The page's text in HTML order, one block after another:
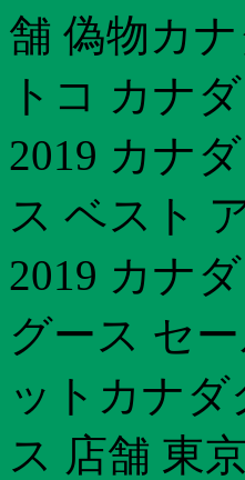
舗 偽物カ
トコ カナ
2019 カナ
ス ベスト
2019 カナ
グース セ
ットカナ
ス 店舗 東